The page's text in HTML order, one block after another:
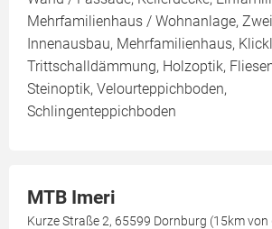
Mehrfamilienhaus / Wohnanlage,
Innenausbau, Mehrfamilienhaus,
Trittschalldämmung, Holzoptik,
Steinoptik, Velourteppichboden,
Schlingenteppichboden
MTB Imeri
Kurze Straße 2, 65599 Dornburg (15km von